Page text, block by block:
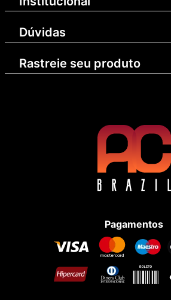
Dúvidas
Rastreie seu produto
Pagamentos